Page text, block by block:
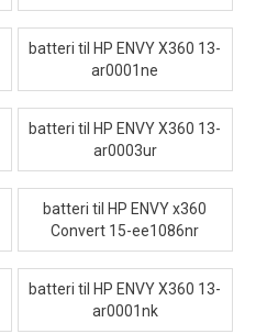
batteri til HP ENVY X360 13-
ar0001ne
batteri til HP ENVY X360 13-
ar0003ur
batteri til HP ENVY x360
Convert 15-ee1086nr
batteri til HP ENVY X360 13-
ar0001nk